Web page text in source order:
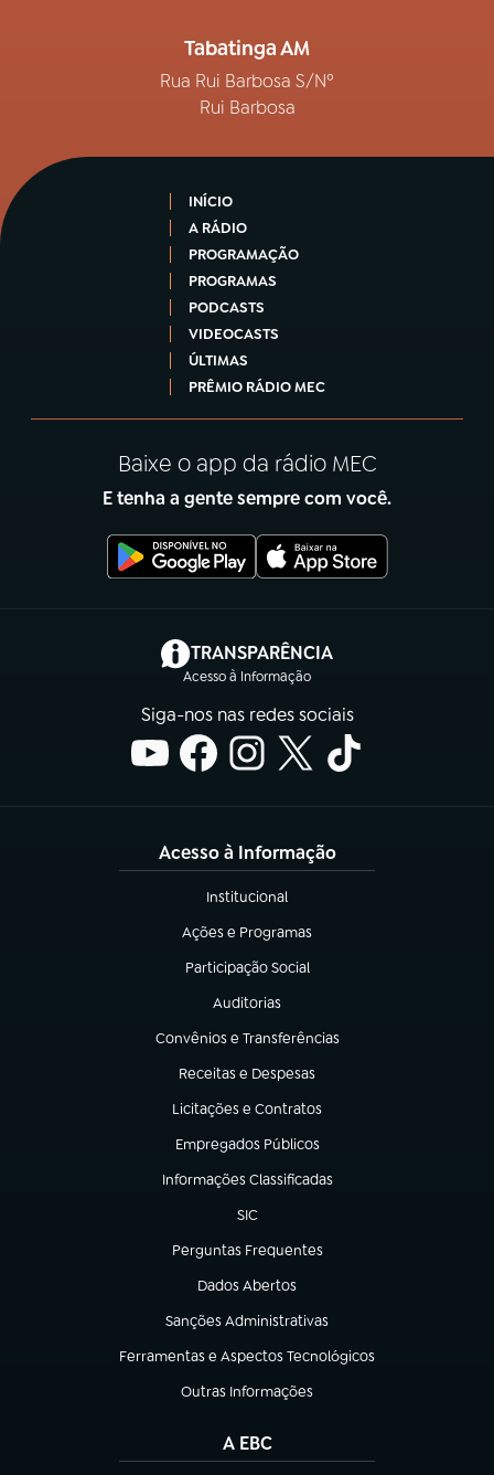
Tabatinga AM
Rua Rui Barbosa S/Nº
Rui Barbosa
INÍCIO
A RÁDIO
PROGRAMAÇÃO
PROGRAMAS
PODCASTS
VIDEOCASTS
ÚLTIMAS
PRÊMIO RÁDIO MEC
Baixe o app da rádio MEC
E tenha a gente sempre com você.
TRANSPARÊNCIA
Acesso à Informação
(abre em nova aba)
Siga-nos nas redes sociais
Acesso à Informação
Institucional
(abre em nova aba)
Ações e Programas
(abre em nova aba)
Participação Social
(abre em nova aba)
Auditorias
(abre em nova aba)
Convênios e Transferências
(abre em nova aba)
Receitas e Despesas
(abre em nova aba)
Licitações e Contratos
(abre em nova aba)
Empregados Públicos
(abre em nova aba)
Informações Classificadas
(abre em nova aba)
SIC
(abre em nova aba)
Perguntas Frequentes
(abre em nova aba)
Dados Abertos
(abre em nova aba)
Sanções Administrativas
(abre em nova aba)
Ferramentas e Aspectos Tecnológicos
(abre em nova aba)
Outras Informações
(abre em nova aba)
A EBC